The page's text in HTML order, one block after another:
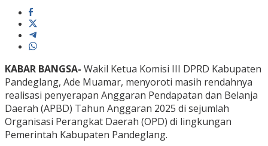
KABAR BANGSA- Wakil Ketua Komisi III DPRD Kabupaten
Pandeglang, Ade Muamar, menyoroti masih rendahnya
realisasi penyerapan Anggaran Pendapatan dan Belanja
Daerah (APBD) Tahun Anggaran 2025 di sejumlah
Organisasi Perangkat Daerah (OPD) di lingkungan
Pemerintah Kabupaten Pandeglang.